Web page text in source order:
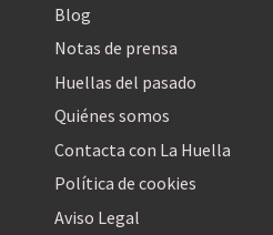
Blog
Notas de prensa
Huellas del pasado
Quiénes somos
Contacta con La Huella
Política de cookies
Aviso Legal